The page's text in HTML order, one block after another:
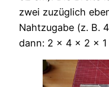
zwei zuzüglich
Nahtzugabe (z. B.
dann: 2 x 4 x 2 x 1